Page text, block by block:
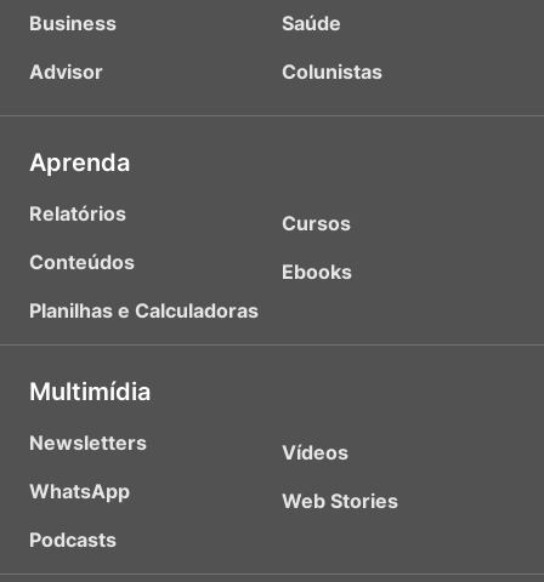
Business
Advisor
Saúde
Colunistas
Aprenda
Relatórios
Conteúdos
Planilhas e Calculadoras
Cursos
Ebooks
Multimídia
Newsletters
WhatsApp
Podcasts
Vídeos
Web Stories